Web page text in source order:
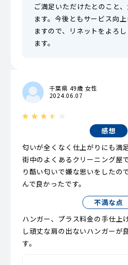
ご満足いただけたとのこと
ます。今後ともサービス向
ますので、リネットをよろ
ます。
千葉県 49歳 女性
2024.06.07
感想
匂いが全くなく仕上がりにも満
街中のよくあるクリーニング屋
り酷い匂いで嫌な思いをしたの
んで良かったです。
不満な点
ハンガー、プラス料金の手仕上
し頑丈な肩の出ないハンガーが
す。